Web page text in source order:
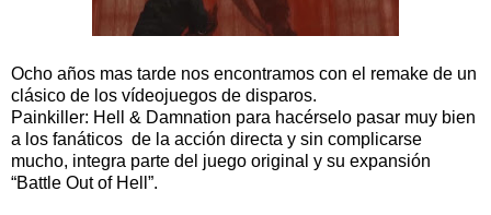
Ocho años mas tarde nos encontramos con el remake de un
clásico de los vídeojuegos de disparos.
Painkiller: Hell & Damnation para hacérselo pasar muy bien
a los fanáticos de la acción directa y sin complicarse
mucho, integra parte del juego original y su expansión
“Battle Out of Hell”.